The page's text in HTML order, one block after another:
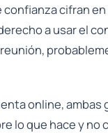
confianza cifran
a usar el
online, ambas
lo que hace y no